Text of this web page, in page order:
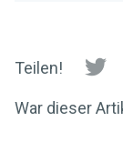
Teilen!
War dieser